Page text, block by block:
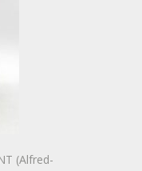
(Alfred-